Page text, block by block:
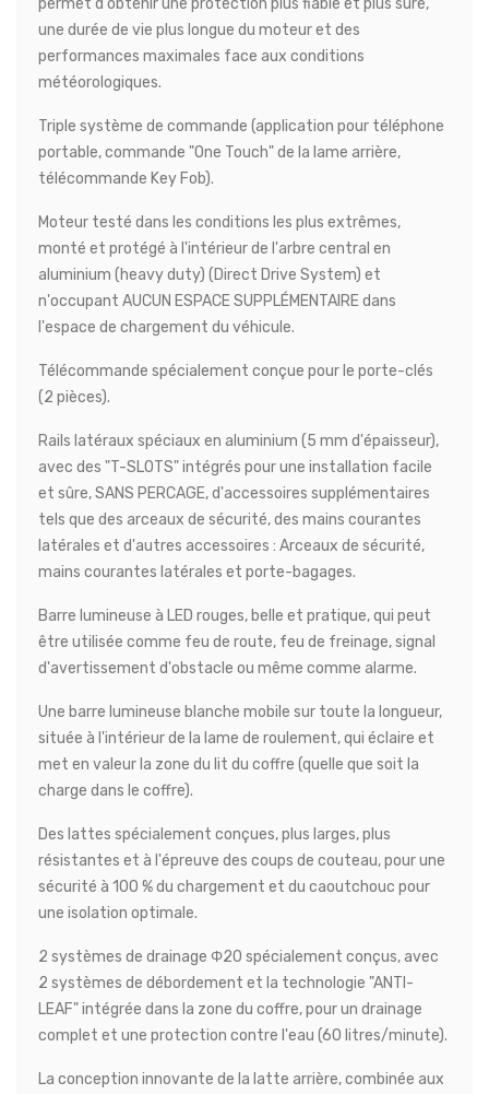
une durée de vie plus longue du moteur et des
performances maximales face aux conditions
météorologiques.
Triple système de commande (application pour téléphone
portable, commande "One Touch" de la lame arrière,
télécommande Key Fob).
Moteur testé dans les conditions les plus extrêmes,
monté et protégé à l'intérieur de l'arbre central en
aluminium (heavy duty) (Direct Drive System) et
n'occupant AUCUN ESPACE SUPPLÉMENTAIRE dans
l'espace de chargement du véhicule.
Télécommande spécialement conçue pour le porte-clés
(2 pièces).
Rails latéraux spéciaux en aluminium (5 mm d'épaisseur),
avec des "T-SLOTS" intégrés pour une installation facile
et sûre, SANS PERCAGE, d'accessoires supplémentaires
tels que des arceaux de sécurité, des mains courantes
latérales et d'autres accessoires : Arceaux de sécurité,
mains courantes latérales et porte-bagages.
Barre lumineuse à LED rouges, belle et pratique, qui peut
être utilisée comme feu de route, feu de freinage, signal
d'avertissement d'obstacle ou même comme alarme.
Une barre lumineuse blanche mobile sur toute la longueur,
située à l'intérieur de la lame de roulement, qui éclaire et
met en valeur la zone du lit du coffre (quelle que soit la
charge dans le coffre).
Des lattes spécialement conçues, plus larges, plus
résistantes et à l'épreuve des coups de couteau, pour une
sécurité à 100 % du chargement et du caoutchouc pour
une isolation optimale.
2 systèmes de drainage Φ20 spécialement conçus, avec
2 systèmes de débordement et la technologie "ANTI-
LEAF" intégrée dans la zone du coffre, pour un drainage
complet et une protection contre l'eau (60 litres/minute).
La conception innovante de la latte arrière, combinée aux